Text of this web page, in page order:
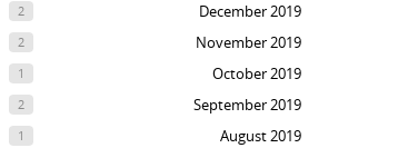
December 2019
2
November 2019
2
October 2019
1
September 2019
2
August 2019
1